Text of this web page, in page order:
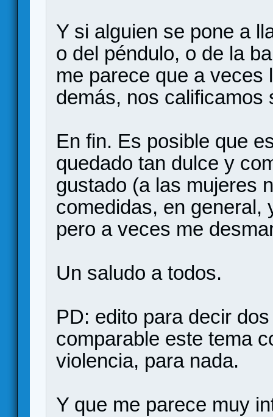
Y si alguien se pone a
o del péndulo, o de la
me parece que a veces
demás, nos calificamos
En fin. Es posible que
quedado tan dulce y
gustado (a las mujeres
comedidas, en general,
pero a veces me
Un saludo a todos.
PD: edito para decir
comparable este tema
violencia, para nada.
Y que me parece muy